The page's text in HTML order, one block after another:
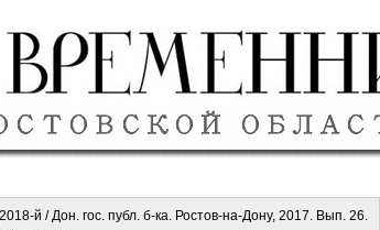
й / Дон. гос. публ. б-ка. Ростов-на-Дону, 2017. Вып. 26.